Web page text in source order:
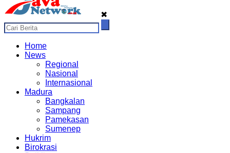
✖
Home
News
Regional
Nasional
Internasional
Madura
Bangkalan
Sampang
Pamekasan
Sumenep
Hukrim
Birokrasi